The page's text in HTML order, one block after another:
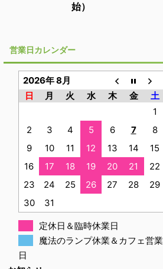
始）
営業日カレンダー
2026年 8月
日
月 火 水 木 金
土
1
2
3 4 5 6 7
8
9
10 11 12 13 14
15
16
17 18 19 20 21
22
23
24 25 26 27 28
29
30
31
定休日＆臨時休業日
魔法のランプ休業＆カフェ営業
日